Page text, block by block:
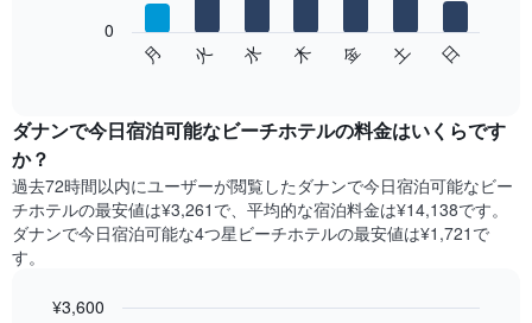
ー
ト
は、
曜
日
ご
客
月 火 水 木 金 土 日
0
ダナンで今日宿泊可能なビーチホテル​の料金はいくらです
か？
過去72時間以内にユーザーが閲覧したダナンで今日宿泊可能なビー
チホテル​の最安値は¥3,261で、平均的な宿泊料金は¥14,138です。
ダナンで今日宿泊可能な4つ星ビーチホテル​の最安値は¥1,721​で
す。
¥3,600